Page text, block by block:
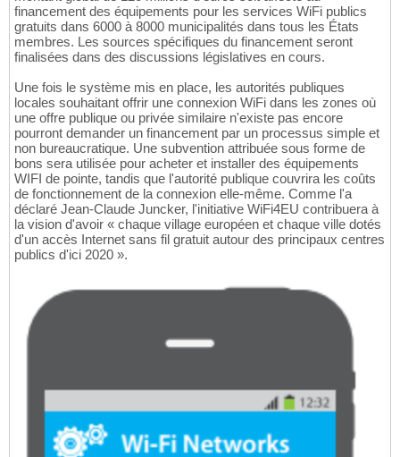
financement des équipements pour les services WiFi publics
gratuits dans 6000 à 8000 municipalités dans tous les États
membres. Les sources spécifiques du financement seront
finalisées dans des discussions législatives en cours.
Une fois le système mis en place, les autorités publiques
locales souhaitant offrir une connexion WiFi dans les zones où
une offre publique ou privée similaire n'existe pas encore
pourront demander un financement par un processus simple et
non bureaucratique. Une subvention attribuée sous forme de
bons sera utilisée pour acheter et installer des équipements
WIFI de pointe, tandis que l'autorité publique couvrira les coûts
de fonctionnement de la connexion elle-même. Comme l'a
déclaré Jean-Claude Juncker, l'initiative WiFi4EU contribuera à
la vision d'avoir « chaque village européen et chaque ville dotés
d'un accès Internet sans fil gratuit autour des principaux centres
publics d'ici 2020 ».